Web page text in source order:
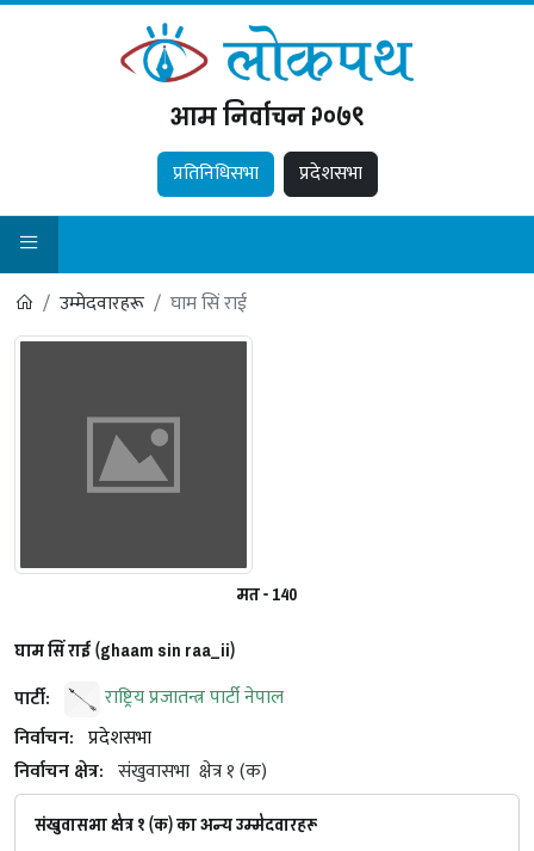
आम निर्वाचन २०७९
प्रतिनिधिसभा प्रदेशसभा
उम्मेदवारहरू घाम सिं राई
मत - 140
घाम सिं राई (ghaam sin raa_ii)
पार्टी:
राष्ट्रिय प्रजातन्त्र पार्टी नेपाल
निर्वाचन: प्रदेशसभा
निर्वाचन क्षेत्र: संखुवासभा क्षेत्र १ (क)
संखुवासभा क्षेत्र १ (क) का अन्य उम्मेदवारहरू